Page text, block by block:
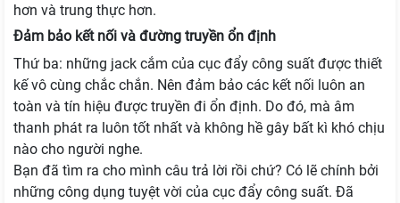
hơn và trung thực hơn.
Đảm bảo kết nối và đường truyền ổn định
Thứ ba: những jack cắm của cục đẩy công suất được thiết
kế vô cùng chắc chắn. Nên đảm bảo các kết nối luôn an
toàn và tín hiệu được truyền đi ổn định. Do đó, mà âm
thanh phát ra luôn tốt nhất và không hề gây bất kì khó chịu
nào cho người nghe.
Bạn đã tìm ra cho mình câu trả lời rồi chứ? Có lẽ chính bởi
những công dụng tuyệt vời của cục đẩy công suất. Đã